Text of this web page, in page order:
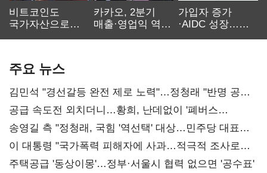
비트코인도
국가자산으로…'
카카오, 2분기
매출·영업익 역대
가입자 증가
·AIDC 성장…
주요 뉴스
김민석 "경선갈등 완전 제로 노력"…정청래 "반명 공세
사과부터"
공급 속도전 외치더니…황희, 난데없이 '폐버스
리모델링' 제안
송영길 측 "정청래, 국힘 '역선택' 대상…민주당 대표로
총선 지휘 못해"
이 대통령 "국가폭력 피해자에 사과…적극적 조사로
진실 밝혀야"
주택공급 '동상이몽'…정부·서울시 협력 없으면 '공수표'